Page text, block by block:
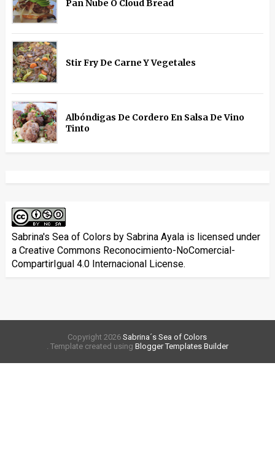
Pan Nube O Cloud Bread
Stir Fry De Carne Y Vegetales
Albóndigas De Cordero En Salsa De Vino
Tinto
Sabrina's Sea of Colors by Sabrina Ayalais licensed under
a Creative Commons Reconocimiento-NoComercial-
CompartirIgual 4.0 Internacional License.
Copyright2026 Sabrina´s Sea of Colors
. Template created using Blogger Templates Builder